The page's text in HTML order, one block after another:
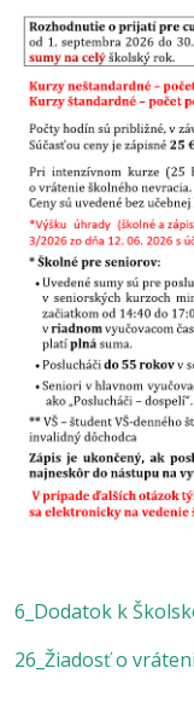
6_Dodatok k
26_Žiadosť o